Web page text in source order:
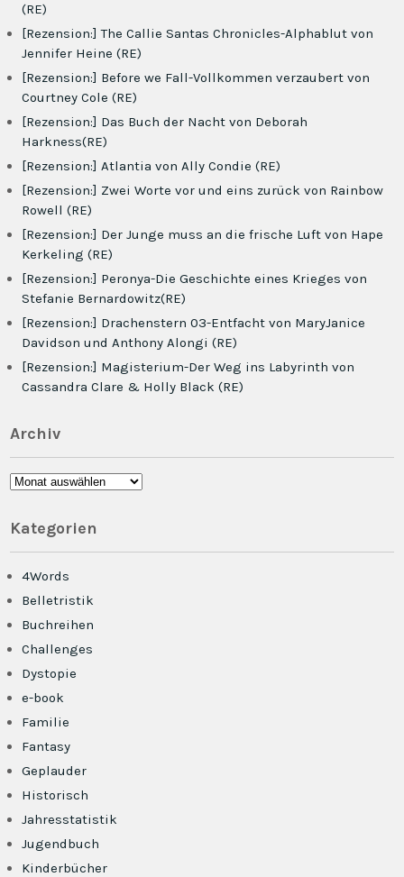
(RE)
[Rezension:] The Callie Santas Chronicles-Alphablut von
Jennifer Heine (RE)
[Rezension:] Before we Fall-Vollkommen verzaubert von
Courtney Cole (RE)
[Rezension:] Das Buch der Nacht von Deborah
Harkness(RE)
[Rezension:] Atlantia von Ally Condie (RE)
[Rezension:] Zwei Worte vor und eins zurück von Rainbow
Rowell (RE)
[Rezension:] Der Junge muss an die frische Luft von Hape
Kerkeling (RE)
[Rezension:] Peronya-Die Geschichte eines Krieges von
Stefanie Bernardowitz(RE)
[Rezension:] Drachenstern 03-Entfacht von MaryJanice
Davidson und Anthony Alongi (RE)
[Rezension:] Magisterium-Der Weg ins Labyrinth von
Cassandra Clare & Holly Black (RE)
Archiv
Archiv
Kategorien
4Words
Belletristik
Buchreihen
Challenges
Dystopie
e-book
Familie
Fantasy
Geplauder
Historisch
Jahresstatistik
Jugendbuch
Kinderbücher